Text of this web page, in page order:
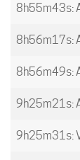
8h55m43s:
8h56m17s:
8h56m49s:
9h25m21s:
9h25m31s: